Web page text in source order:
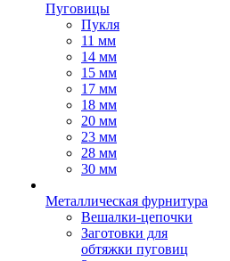
Пуговицы
Пукля
11 мм
14 мм
15 мм
17 мм
18 мм
20 мм
23 мм
28 мм
30 мм
Металлическая фурнитура
Вешалки-цепочки
Заготовки для
обтяжки пуговиц